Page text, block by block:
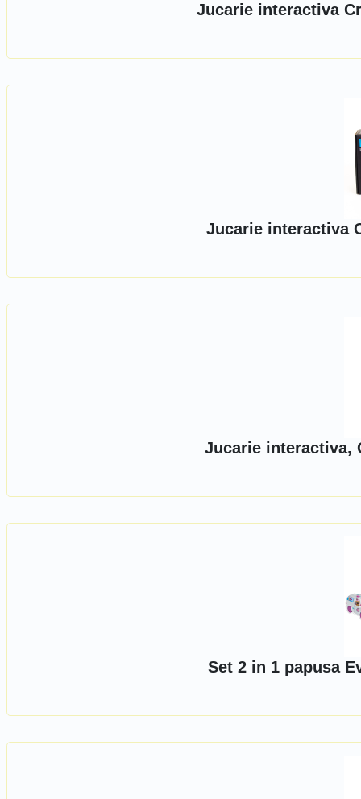
Jucarie interactiva
Jucarie interactiva
Jucarie interactiva,
Set 2 in 1 papusa